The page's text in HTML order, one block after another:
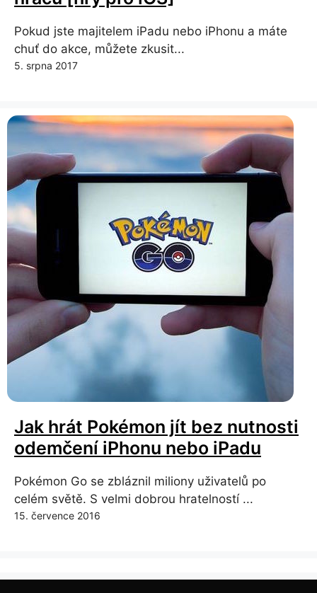
Pokud jste majitelem iPadu nebo iPhonu a máte
chuť do akce, můžete zkusit...
5. srpna 2017
Jak hrát Pokémon jít bez nutnosti
odemčení iPhonu nebo iPadu
Pokémon Go se zbláznil miliony uživatelů po
celém světě. S velmi dobrou hratelností ...
15. července 2016